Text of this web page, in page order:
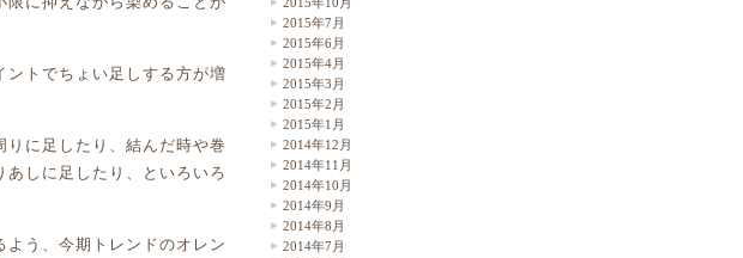
トでちょい足しする方が増
に足したり、結んだ時や巻
しに足したり、といろいろ
う、今期トレンドのオレン
2015年7月
2015年6月
2015年4月
2015年3月
2015年2月
2015年1月
2014年12月
2014年11月
2014年10月
2014年9月
2014年8月
2014年7月